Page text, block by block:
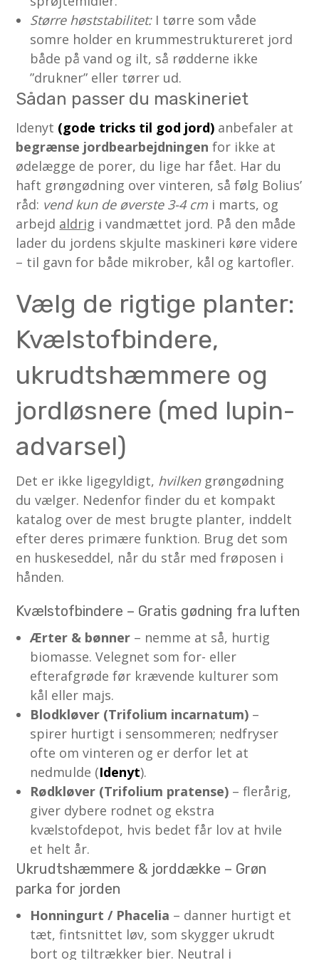
Større høststabilitet:I tørre som våde
somre holder en krummestruktureret jord
både på vand og ilt, så rødderne ikke
”drukner” eller tørrer ud.
Sådan passer du maskineriet
Idenyt (gode tricks til god jord) anbefaler at
begrænse jordbearbejdningen for ikke at
ødelægge de porer, du lige har fået. Har du
haft grøngødning over vinteren, så følg Bolius’
råd: vend kun de øverste 3-4 cm i marts, og
arbejd aldrig i vandmættet jord. På den måde
lader du jordens skjulte maskineri køre videre
– til gavn for både mikrober, kål og kartofler.
Vælg de rigtige planter:
Kvælstofbindere,
ukrudtshæmmere og
jordløsnere (med lupin-
advarsel)
Det er ikke ligegyldigt, hvilkengrøngødning
du vælger. Nedenfor finder du et kompakt
katalog over de mest brugte planter, inddelt
efter deres primære funktion. Brug det som
en huskeseddel, når du står med frøposen i
hånden.
Kvælstofbindere – Gratis gødning fra luften
Ærter & bønner – nemme at så, hurtig
biomasse. Velegnet som for- eller
efterafgrøde før krævende kulturer som
kål eller majs.
Blodkløver (Trifolium incarnatum) –
spirer hurtigt i sensommeren; nedfryser
ofte om vinteren og er derfor let at
nedmulde (Idenyt).
Rødkløver (Trifolium pratense) – flerårig,
giver dybere rodnet og ekstra
kvælstofdepot, hvis bedet får lov at hvile
et helt år.
Ukrudtshæmmere & jorddække – Grøn
parka for jorden
Honningurt / Phacelia – danner hurtigt et
tæt, fintsnittet løv, som skygger ukrudt
bort og tiltrækker bier. Neutral i